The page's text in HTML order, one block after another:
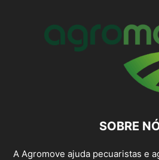
SOBRE
A Agromove ajuda pecuaristas e